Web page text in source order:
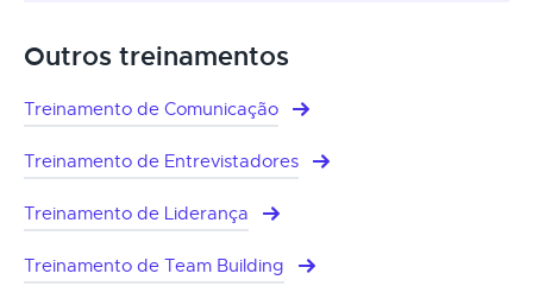
Outros treinamentos
Treinamento de Comunicação
Treinamento de Entrevistadores
Treinamento de Liderança
Treinamento de Team Building